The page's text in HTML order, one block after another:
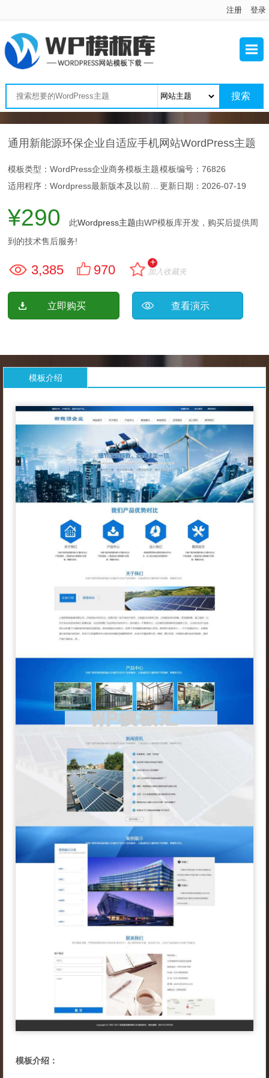
注册 登录
通用新能源环保企业自适应手机网站WordPress主题
模板类型：WordPress企业商务模板主题模板编号：76826
更新日期： 2026-07-19
¥290 此Wordpress主题由WP模板库开发，购买后提供周
到的技术售后服务!
3,385 970
+
加入收藏夹
立即购买 查看演示
模板介绍
模板介绍：